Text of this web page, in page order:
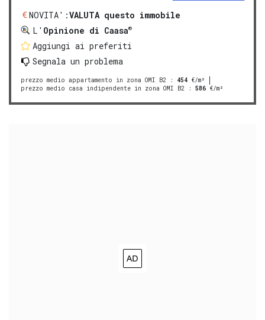
NOVITA':VALUTA questo immobile
L' Opinione di Caasa®
Aggiungi ai preferiti
Segnala un problema
prezzo medio appartamento in zona OMI B2 : 454 €/m²
prezzo medio casa indipendente in zona OMI B2 : 586 €/m²